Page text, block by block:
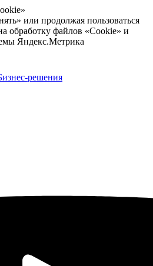
или продолжая пользоваться
обработку файлов «Cookie» и
Яндекс.Метрика
решения